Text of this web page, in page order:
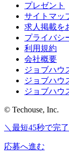
プレゼント
サイトマッ
求人掲載を
プライバシ
利用規約
会社概要
ジョブハウ
ジョブハウ
ジョブハウ
© Techouse, Inc.
＼最短45秒で完
応募へ進む